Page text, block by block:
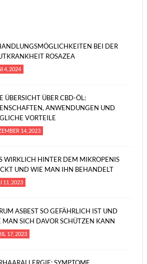
BEI DER
ROSAZEA
4, 2024
ÜBERSICHT ÜBER CBD-ÖL:
ANWENDUNGEN UND
VORTEILE
14, 2023
WIRKLICH HINTER DEM MIKROPENIS
UND WIE MAN IHN BEHANDELT
11, 2023
ASBEST SO GEFÄHRLICH IST UND
MAN SICH DAVOR SCHÜTZEN KANN
17, 2023